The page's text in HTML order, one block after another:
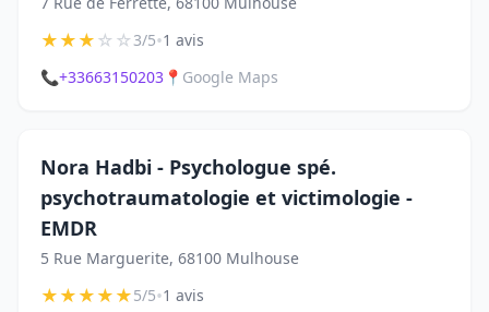
★★★☆☆3/5•1 avis
📞+33663150203 📍 Google Maps
Nora Hadbi - Psychologue spé.
psychotraumatologie et victimologie -
EMDR
5 Rue Marguerite, 68100 Mulhouse
★★★★★5/5•1 avis